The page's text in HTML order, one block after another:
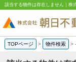
該当する物件は存在しません｜株
TOPページ > 物件検索 >-